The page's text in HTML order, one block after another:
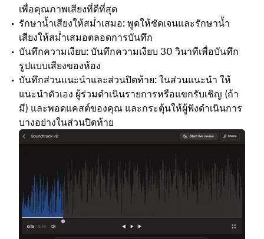
เพื่อคุณภาพเสียงที่ดีที่สุด
รักษาน้ำเสียงให้สม่ำเสมอ: พูดให้ชัดเจนและรักษาน้ำ
เสียงให้สม่ำเสมอตลอดการบันทึก
บันทึกความเงียบ: บันทึกความเงียบ 30 วินาทีเพื่อบันทึก
รูปแบบเสียงของห้อง
บันทึกส่วนแนะนำและส่วนปิดท้าย: ในส่วนแนะนำ ให้
แนะนำตัวเอง ผู้ร่วมดำเนินรายการหรือแขกรับเชิญ (ถ้า
มี) และพอดแคสต์ของคุณ และกระตุ้นให้ผู้ฟังดำเนินการ
บางอย่างในส่วนปิดท้าย